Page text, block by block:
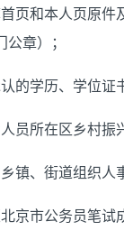
页和本人页原件
公章）；
的学历、学位证
员所在区乡村振
镇、街道组织人
京市公务员笔试